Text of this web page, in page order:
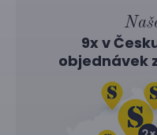
9x v
objednávek